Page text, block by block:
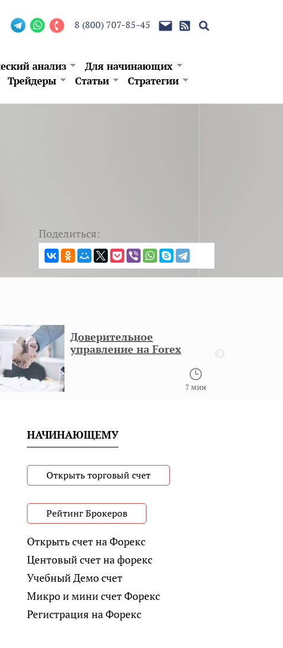
8 (800) 707-85-45
анализ
Для начинающих
Трейдеры Статьи Стратегии
Поделиться:
Доверительное
управление на Forex
7 мин
НАЧИНАЮЩЕМУ
Открыть торговый счет
Рейтинг Брокеров
Открыть счет на Форекс
Центовый счет на форекс
Учебный Демо счет
Микро и мини счет Форекс
Регистрация на Форекс